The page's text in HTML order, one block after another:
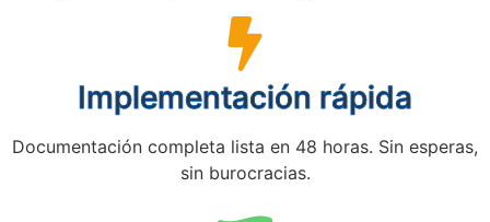
Implementación rápida
Documentación completa lista en 48 horas. Sin esperas,
sin burocracias.